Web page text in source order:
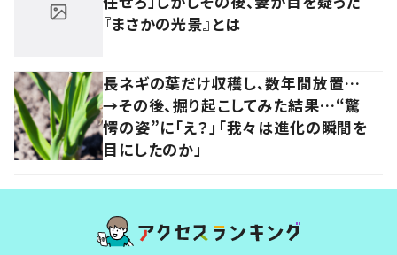
『まさかの光景』とは
長ネギの葉だけ収穫し、数年間放置…
→その後、掘り起こしてみた結果…“驚
愕の姿”に「え？」「我々は進化の瞬間を
目にしたのか」